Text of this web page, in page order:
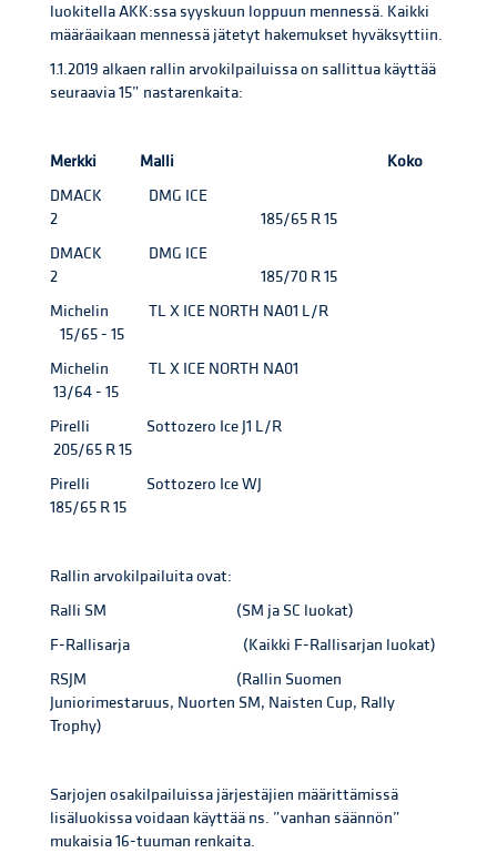
luokitella AKK:ssa syyskuun loppuun mennessä. Kaikki
määräaikaan mennessä jätetyt hakemukset hyväksyttiin.
1.1.2019 alkaen rallin arvokilpailuissa on sallittua käyttää
seuraavia 15” nastarenkaita:
Merkki Malli Koko
DMACK DMG ICE
2 185/65 R 15
DMACK DMG ICE
2 185/70 R 15
Michelin TL X ICE NORTH NA01 L/R
15/65 - 15
Michelin TL X ICE NORTH NA01
13/64 - 15
Pirelli Sottozero Ice J1 L/R
205/65 R 15
Pirelli Sottozero Ice WJ
185/65 R 15
Rallin arvokilpailuita ovat:
Ralli SM (SM ja SC luokat)
F-Rallisarja (Kaikki F-Rallisarjan luokat)
RSJM (Rallin Suomen
Juniorimestaruus, Nuorten SM, Naisten Cup, Rally
Trophy)
Sarjojen osakilpailuissa järjestäjien määrittämissä
lisäluokissa voidaan käyttää ns. ”vanhan säännön”
mukaisia 16-tuuman renkaita.